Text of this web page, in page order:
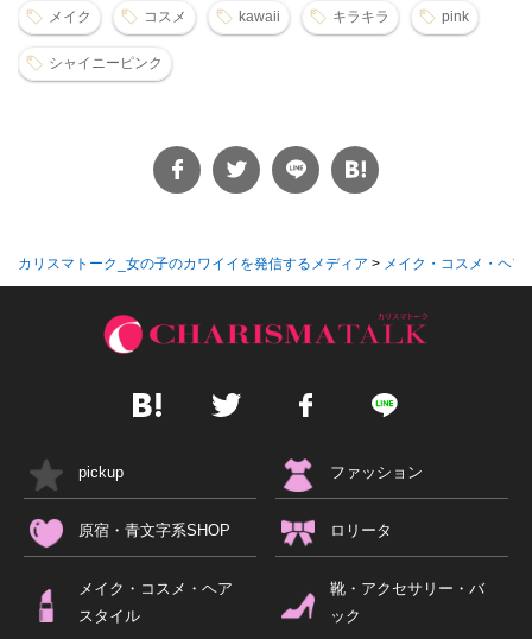
メイク コスメ kawaii キラキラ pink
シャイニーピンク
カリスマトーク_女の子のカワイイを発信するメディア > メイク・コスメ・ヘア
pickup ファッション
原宿・青文字系SHOP ロリータ
メイク・コスメ・ヘア
スタイル
靴・アクセサリー・バ
ック